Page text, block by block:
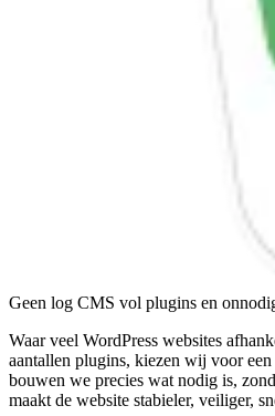
Geen log CMS vol plugins en
Waar veel WordPress websites
aantallen plugins, kiezen wij voor
bouwen we precies wat nodig is,
maakt de website stabieler, veiliger,